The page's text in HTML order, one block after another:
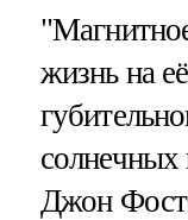
жизнь на
солнечных
Джон